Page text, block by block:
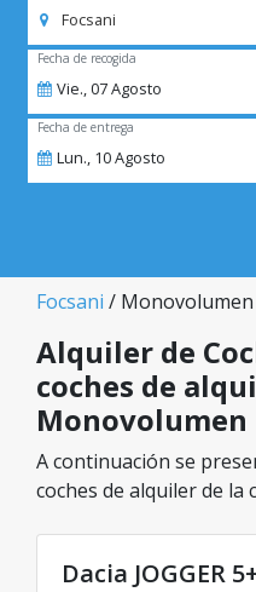
Focsani
Fecha de recogida
Vie.,07Agosto
Fecha de entrega
Lun., 10Agosto
Focsani / Monovolumen
Alquiler de
coches de
Monovolumen
A continuación se
coches de alquiler de la
de la categoría
Dacia JOGGER